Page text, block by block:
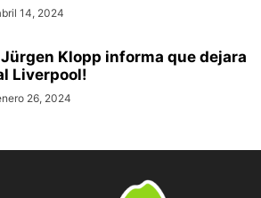
14, 2024
Klopp informa que dejara
Liverpool!
26, 2024